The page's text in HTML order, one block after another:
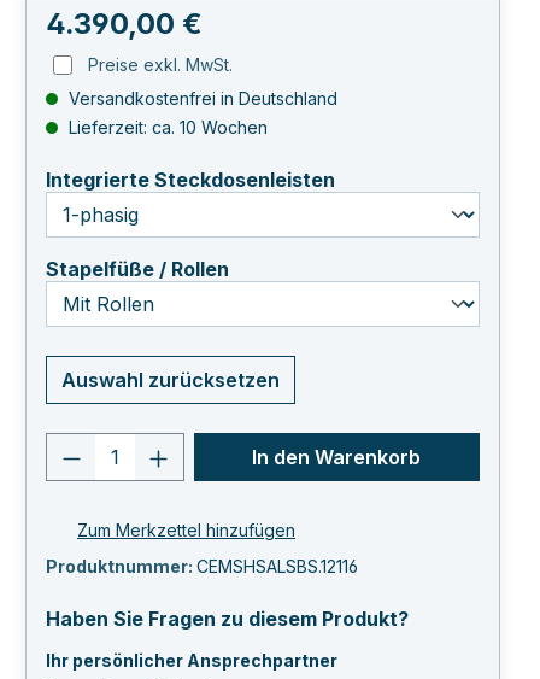
Regulärer Preis:
4.390,00 €
Preise exkl. MwSt.
Versandkostenfrei in Deutschland
Lieferzeit: ca. 10 Wochen
Integrierte Steckdosenleisten
Stapelfüße / Rollen
Auswahl zurücksetzen
Produkt Anzahl: Gib den
In den Warenkorb
Zum Merkzettel hinzufügen
Produktnummer: CEMSHSALSBS.12116
Haben Sie Fragen zu diesem Produkt?
Ihr persönlicher Ansprechpartner